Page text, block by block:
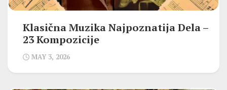
Klasična Muzika Najpoznatija Dela –
23 Kompozicije
MAY 3, 2026